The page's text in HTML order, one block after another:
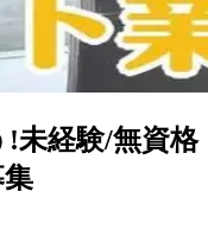
未経験/無資格